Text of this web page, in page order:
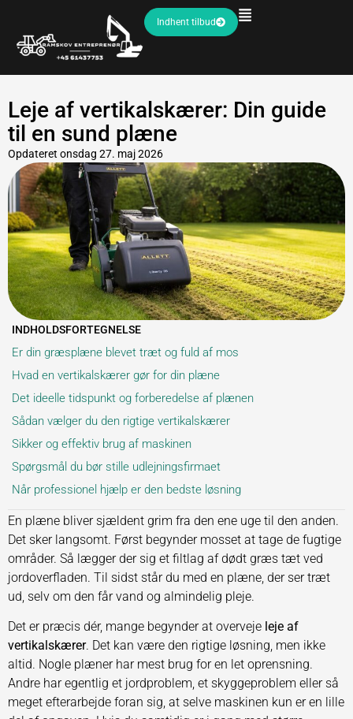
Indhent tilbud
Leje af vertikalskærer: Din guide
til en sund plæne
Opdateret onsdag 27. maj 2026
INDHOLDSFORTEGNELSE
Er din græsplæne blevet træt og fuld af mos
Hvad en vertikalskærer gør for din plæne
Det ideelle tidspunkt og forberedelse af plænen
Sådan vælger du den rigtige vertikalskærer
Sikker og effektiv brug af maskinen
Spørgsmål du bør stille udlejningsfirmaet
Når professionel hjælp er den bedste løsning
En plæne bliver sjældent grim fra den ene uge til den anden.
Det sker langsomt. Først begynder mosset at tage de fugtige
områder. Så lægger der sig et filtlag af dødt græs tæt ved
jordoverfladen. Til sidst står du med en plæne, der ser træt
ud, selv om den får vand og almindelig pleje.
Det er præcis dér, mange begynder at overveje leje af
vertikalskærer. Det kan være den rigtige løsning, men ikke
altid. Nogle plæner har mest brug for en let oprensning.
Andre har egentlig et jordproblem, et skyggeproblem eller så
meget efterarbejde foran sig, at selve maskinen kun er en lille